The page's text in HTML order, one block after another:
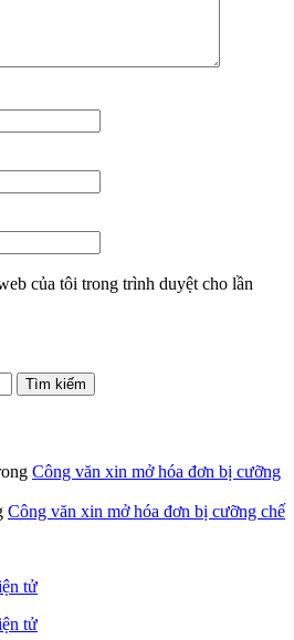
của tôi trong trình duyệt cho lần
Công văn xin mở hóa đơn bị cưỡng
Công văn xin mở hóa đơn bị cưỡng chế